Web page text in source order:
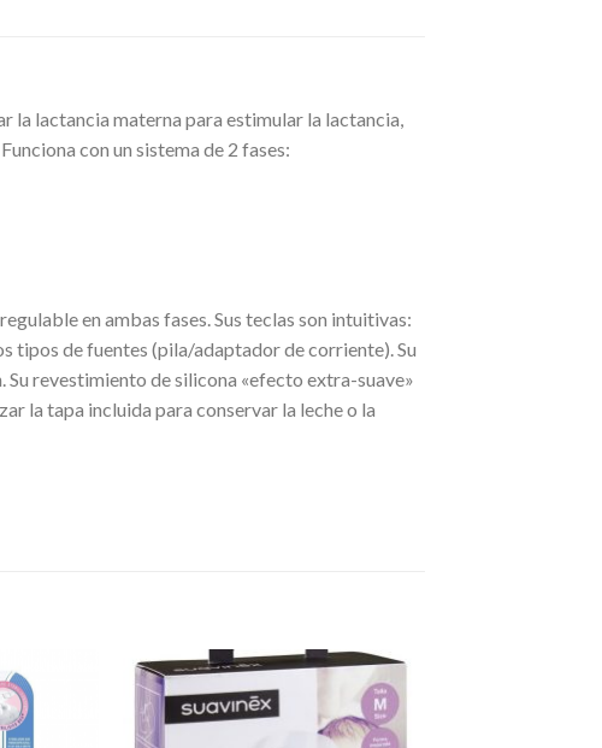
lactancia materna para estimular la lactancia,
con un sistema de 2 fases:
en ambas fases. Sus teclas son intuitivas:
tipos de fuentes (pila/adaptador de corriente). Su
revestimiento de silicona «efecto extra-suave»
la tapa incluida para conservar la leche o la